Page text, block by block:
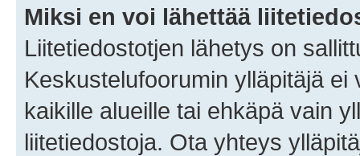
Miksi en voi lähettää
Liitetiedostotjen lähetys on
Keskustelufoorumin ylläpitäjä
kaikille alueille tai ehkäpä vain
liitetiedostoja. Ota yhteys